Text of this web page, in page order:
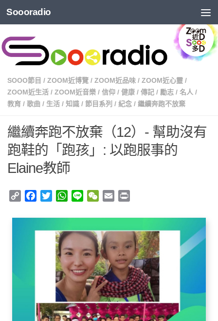
Soooradio
SOOO節目 / ZOOM近博覽 / ZOOM近品味 / ZOOM近心靈 /
ZOOM近生活 / ZOOM近音樂 / 信仰 / 健康 / 傳記 / 勵志 / 名人 /
教育 / 歌曲 / 生活 / 知識 / 節目系列 / 紀念 / 繼續奔跑不放棄
繼續奔跑不放棄（12）- 幫助沒有
跑鞋的「跑孩」: 以跑服事的
Elaine教師
Copy
Facebook
TwitterWhatsApp
Line WeChat
Email